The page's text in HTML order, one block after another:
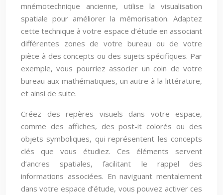
mnémotechnique ancienne, utilise la visualisation
spatiale pour améliorer la mémorisation. Adaptez
cette technique à votre espace d’étude en associant
différentes zones de votre bureau ou de votre
pièce à des concepts ou des sujets spécifiques. Par
exemple, vous pourriez associer un coin de votre
bureau aux mathématiques, un autre à la littérature,
et ainsi de suite.
Créez des repères visuels dans votre espace,
comme des affiches, des post-it colorés ou des
objets symboliques, qui représentent les concepts
clés que vous étudiez. Ces éléments servent
d’ancres spatiales, facilitant le rappel des
informations associées. En naviguant mentalement
dans votre espace d’étude, vous pouvez activer ces